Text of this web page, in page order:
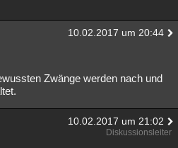
10.02.2017 um 20:44
Zwänge werden nach und
10.02.2017 um 21:02
Diskussionsleiter